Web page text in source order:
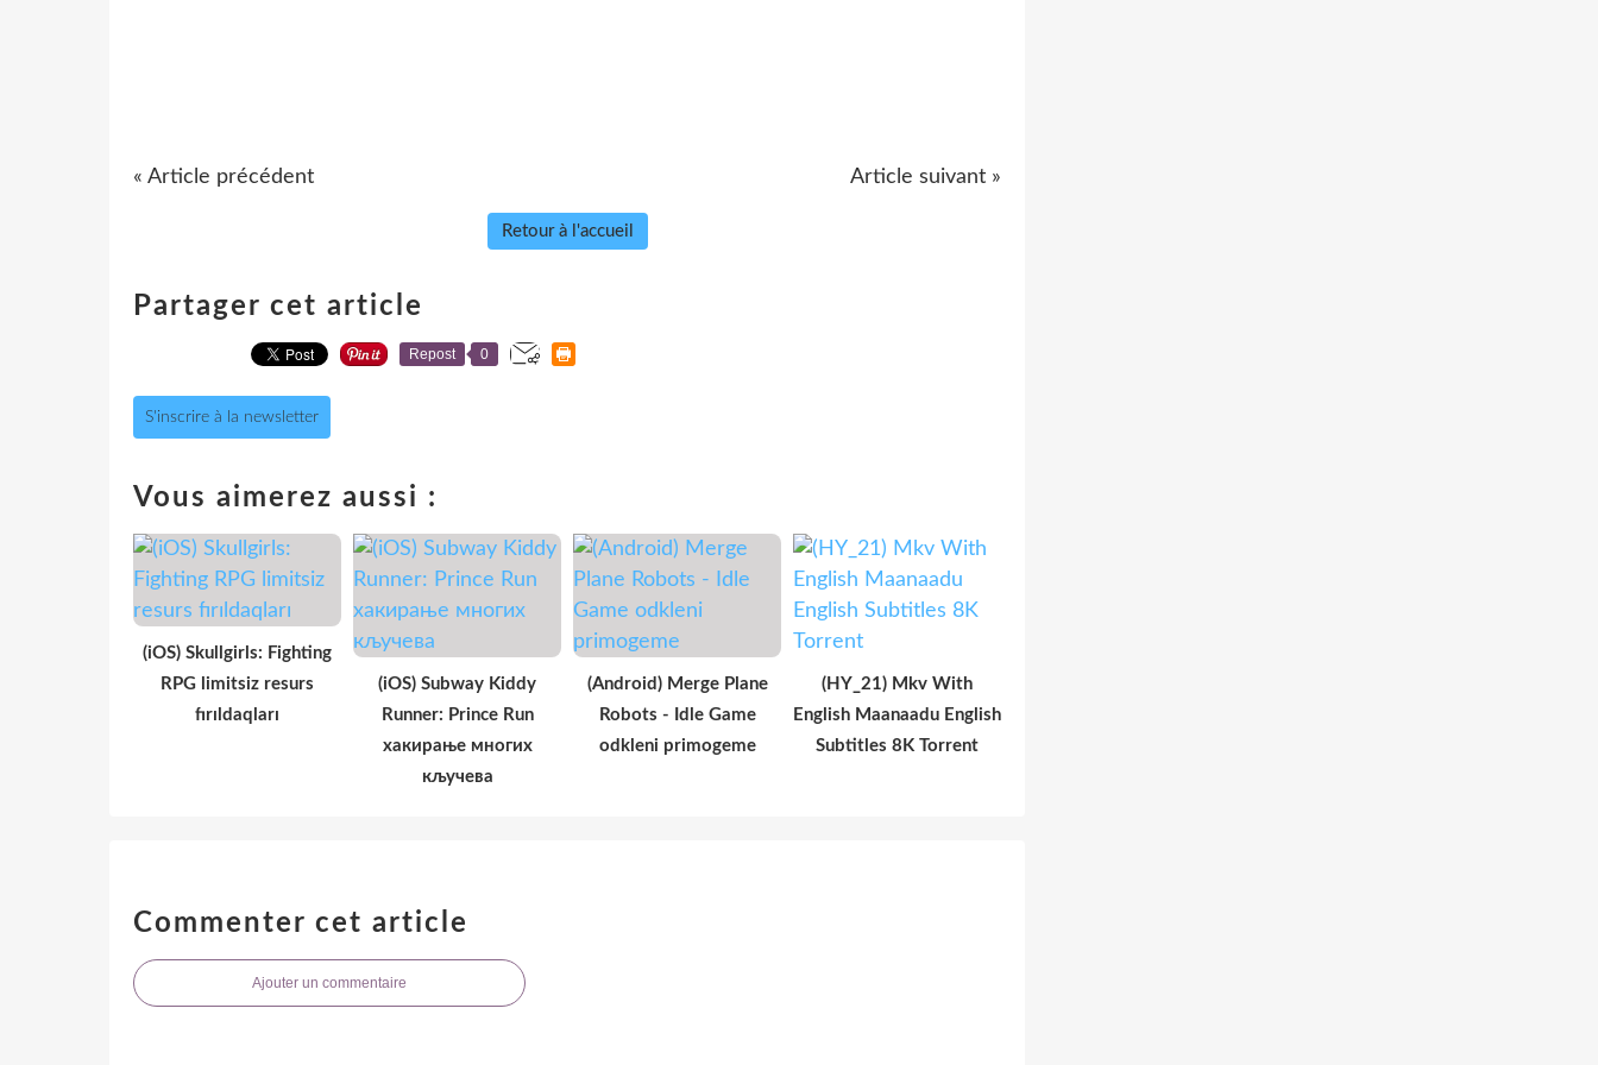
« Article précédent Article suivant »
Retour à l'accueil
Partager cet article
Repost 0
S'inscrire à la newsletter
Vous aimerez aussi :
(iOS) Skullgirls: Fighting
RPG limitsiz resurs
fırıldaqları
(iOS) Subway Kiddy
Runner: Prince Run
хакирање многих
кључева
(Android) Merge Plane
Robots - Idle Game
odkleni primogeme
(HY_21) Mkv With
English Maanaadu English
Subtitles 8K Torrent
Commenter cet article
Ajouter un commentaire